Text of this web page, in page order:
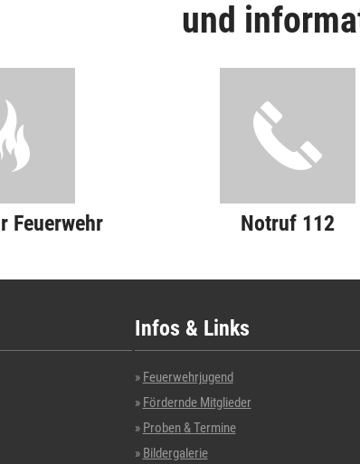
und
Feuerwehr Notruf 112
Infos & Links
Feuerwehrjugend
Fördernde Mitglieder
Proben & Termine
Bildergalerie